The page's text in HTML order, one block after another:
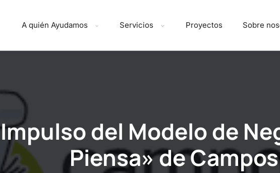
A quién Ayudamos Servicios Proyectos Sobre
Impulso del Modelo de
Piensa» de